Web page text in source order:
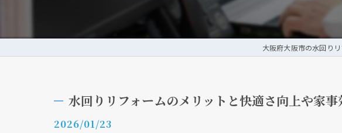
大阪府大阪市の水回り
水回りリフォームのメリットと快適さ向上や家
2026/01/23